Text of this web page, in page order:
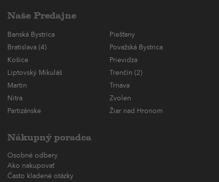
Naše Predajne
Banská Bystrica
Piešťany
Bratislava (4)
Považská Bystrica
Košice
Prievidza
Liptovský Mikuláš
Trenčín (2)
Martin
Trnava
Nitra
Zvolen
Partizánske
Žiar nad Hronom
Nákupný poradca
Osobné odbery
Ako nakupovať
Často kladené otázky